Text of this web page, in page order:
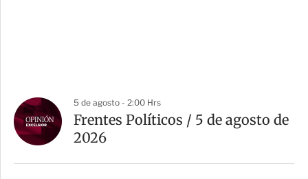
5 de agosto - 2:00 Hrs
Frentes Políticos / 5 de agosto de
2026